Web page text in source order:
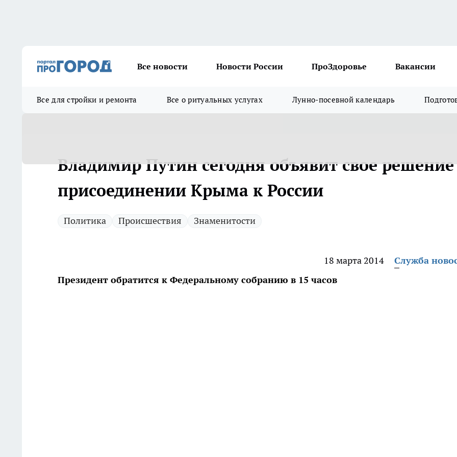
Все новости Новости России ПроЗдоровье Вакансии
Все для стройки и ремонта Все о ритуальных услугах Лунно-посевной календарь
Владимир Путин сегодня объявит свое
присоединении Крыма к России
Политика Происшествия Знаменитости
18 марта 2014
Служба
Президент обратится к Федеральному собранию в 15 часов